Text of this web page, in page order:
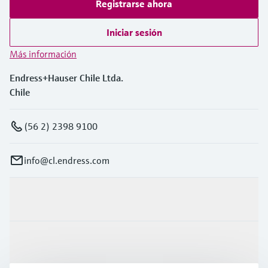
Registrarse ahora
Iniciar sesión
Más información
Endress+Hauser Chile Ltda.
Chile
(56 2) 2398 9100
info@cl.endress.com